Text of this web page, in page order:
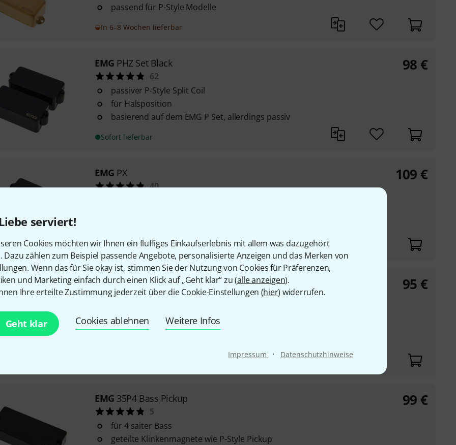
serviert!
Cookies möchten wir Ihnen ein fluffiges Einkaufserlebnis mit allem was dazugehört
Dazu zählen zum Beispiel passende Angebote, personalisierte Anzeigen und das Merken von
Wenn das für Sie okay ist, stimmen Sie der Nutzung von Cookies für Präferenzen,
und Marketing einfach durch einen Klick auf „Geht klar“ zu (alle anzeigen).
Ihre erteilte Zustimmung jederzeit über die Cookie-Einstellungen (hier) widerrufen.
Geht klar Cookies ablehnen Weitere Infos
Impressum · Datenschutzhinweise
passend für P-Style Modelle
In 6–8 Wochen lieferbar
EMG PHZ Set Black
62
passiver P-Style Split Coil
für Halsposition
basierend auf dem EMG P Set, allerdings passiv
Sofort lieferbar
98 €
EMG PX
40
Sofort lieferbar
109 €
EMGHB Steinberger
23
Gitarren-Humbucker-Gehäuse
95 €
EMG 35P4 Bass Pickup
5
für 4 saiter Bass
geteilte Klinkenmagnete wie P-Style Pickup
99 €